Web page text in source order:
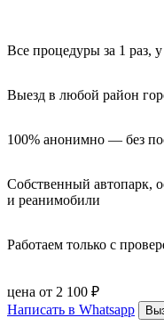
Все процедуры за 1 раз, у
Выезд в любой район
100% анонимно — без
Собственный автопарк,
и реанимобили
Работаем только с
цена от 2 100 ₽
Написать в Whatsapp